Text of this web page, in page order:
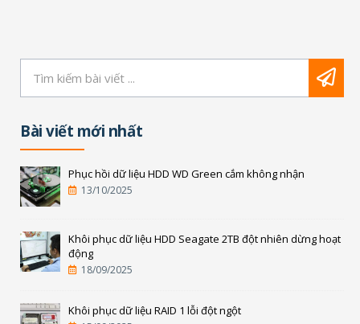
Bài viết mới nhất
Phục hồi dữ liệu HDD WD Green cắm không nhận
13/10/2025
Khôi phục dữ liệu HDD Seagate 2TB đột nhiên dừng hoạt
động
18/09/2025
Khôi phục dữ liệu RAID 1 lỗi đột ngột